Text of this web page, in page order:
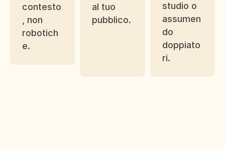
contesto
, non
robotich
e.
al tuo
pubblico.
studio o
assumen
do
doppiato
ri.